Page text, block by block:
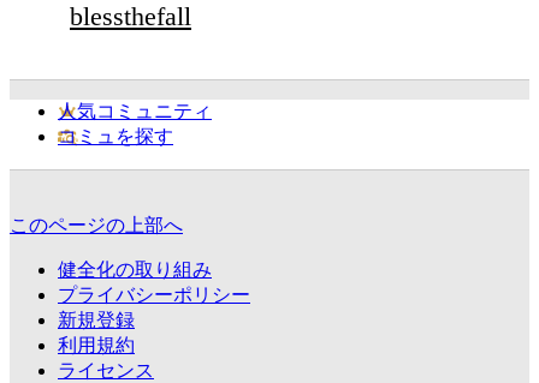
blessthefall
人気コミュニティ
コミュを探す
このページの上部へ
健全化の取り組み
プライバシーポリシー
新規登録
利用規約
ライセンス